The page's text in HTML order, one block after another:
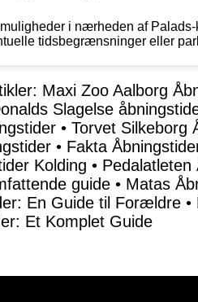
i nærheden af
tidsbegrænsninger eller
Maxi Zoo Aalborg
Slagelse
• Torvet Silkeborg
• Fakta
Kolding • Pedalatleten
guide • Matas
En Guide til Forældre •
Et Komplet Guide